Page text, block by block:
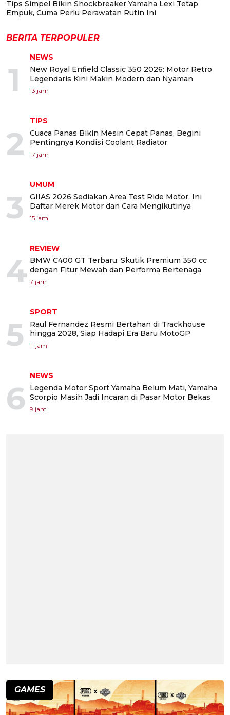
Tips Simpel Bikin Shockbreaker Yamaha Lexi Tetap
Empuk, Cuma Perlu Perawatan Rutin Ini
BERITA TERPOPULER
1
NEWS
New Royal Enfield Classic 350 2026: Motor Retro
Legendaris Kini Makin Modern dan Nyaman
13 jam
2
TIPS
Cuaca Panas Bikin Mesin Cepat Panas, Begini
Pentingnya Kondisi Coolant Radiator
17 jam
3
UMUM
GIIAS 2026 Sediakan Area Test Ride Motor, Ini
Daftar Merek Motor dan Cara Mengikutinya
15 jam
4
REVIEW
BMW C400 GT Terbaru: Skutik Premium 350 cc
dengan Fitur Mewah dan Performa Bertenaga
7 jam
5
SPORT
Raul Fernandez Resmi Bertahan di Trackhouse
hingga 2028, Siap Hadapi Era Baru MotoGP
11 jam
6
NEWS
Legenda Motor Sport Yamaha Belum Mati, Yamaha
Scorpio Masih Jadi Incaran di Pasar Motor Bekas
9 jam
GAMES